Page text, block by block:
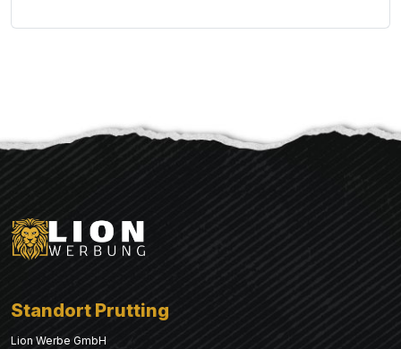
Standort Prutting
Lion Werbe GmbH